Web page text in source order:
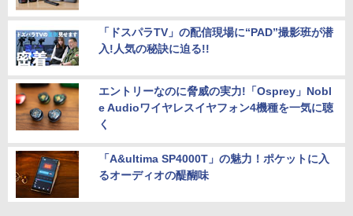
「ドスパラTV」の配信現場に“PAD”撮影班が潜
入!人気の秘訣に迫る!!
エントリーなのに脅威の実力!「Osprey」Nobl
e Audioワイヤレスイヤフォン4機種を一気に聴
く
「A&ultima SP4000T」の魅力！ポケットに入
るオーディオの醍醐味